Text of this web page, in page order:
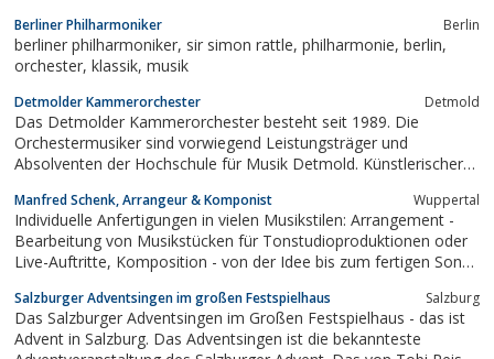
schlendern, sich von der Bühnentechnik beeindrucken zu lassen,
Künstler ganz aus der...
Berliner Philharmoniker Berlin
berliner philharmoniker, sir simon rattle, philharmonie, berlin,
orchester, klassik, musik
Detmolder Kammerorchester Detmold
Das Detmolder Kammerorchester besteht seit 1989. Die
Orchestermusiker sind vorwiegend Leistungsträger und
Absolventen der Hochschule für Musik Detmold. Künstlerischer
und Professor für Klavieran der Hochschule für Musik Detmold.
Das Repertoire des Detmolder...
Manfred Schenk, Arrangeur & Komponist Wuppertal
Individuelle Anfertigungen in vielen Musikstilen: Arrangement -
Bearbeitung von Musikstücken für Tonstudioproduktionen oder
Live-Auftritte, Komposition - von der Idee bis zum fertigen Song,
Komposition, und einiges mehr
Salzburger Adventsingen im großen Festspielhaus Salzburg
Das Salzburger Adventsingen im Großen Festspielhaus - das ist
Advent in Salzburg. Das Adventsingen ist die bekannteste